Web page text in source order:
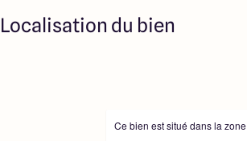
Localisation du bien
Ce bien est situé dans la zone